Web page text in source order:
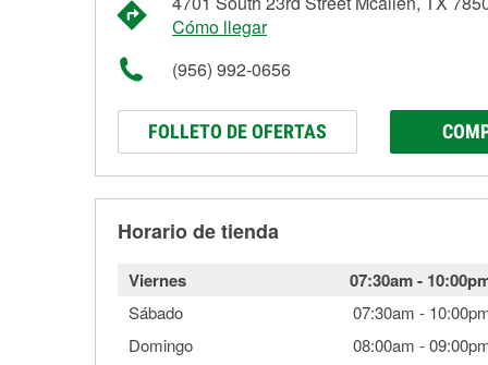
Cómo llegar
(956) 992-0656
FOLLETO DE OFERTAS
Horario de tienda
Viernes 07:30am-
Sábado 07:30am -
Domingo
08:00am -